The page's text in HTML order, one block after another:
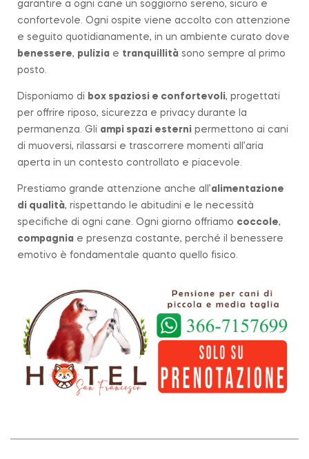
garantire a ogni cane un soggiorno sereno, sicuro e
confortevole. Ogni ospite viene accolto con attenzione
e seguito quotidianamente, in un ambiente curato dove
benessere, pulizia e tranquillità sono sempre al primo
posto.
Disponiamo di box spaziosi e confortevoli, progettati
per offrire riposo, sicurezza e privacy durante la
permanenza. Gli ampi spazi esterni permettono ai cani
di muoversi, rilassarsi e trascorrere momenti all’aria
aperta in un contesto controllato e piacevole.
Prestiamo grande attenzione anche all’alimentazione
di qualità, rispettando le abitudini e le necessità
specifiche di ogni cane. Ogni giorno offriamo coccole,
compagnia e presenza costante, perché il benessere
emotivo è fondamentale quanto quello fisico.